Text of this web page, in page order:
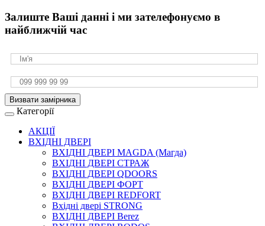
Залиште Ваші данні і ми зателефонуємо в
найближчій час
Визвати замірника
Категорії
АКЦІЇ
ВХІДНІ ДВЕРІ
ВХІДНІ ДВЕРІ МAGDA (Магда)
ВХІДНІ ДВЕРІ СТРАЖ
ВХІДНІ ДВЕРІ QDOORS
ВХІДНІ ДВЕРІ ФОРТ
ВХІДНІ ДВЕРІ REDFORT
Вхідні двері STRONG
ВХІДНІ ДВЕРІ Berez